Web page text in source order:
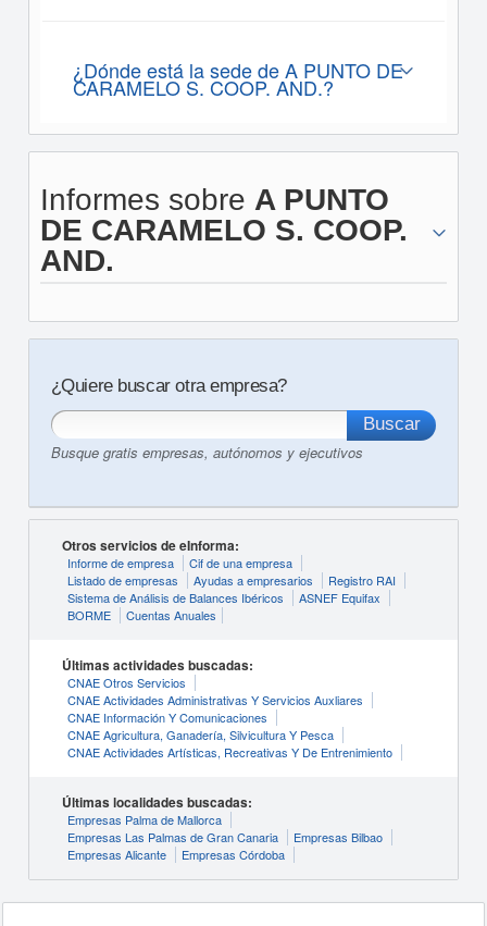
¿Dónde está la sede de A PUNTO DE
CARAMELO S. COOP. AND.?
Informes sobre A PUNTO
DE CARAMELO S. COOP.
AND.
¿Quiere buscar otra empresa?
Busque gratis empresas, autónomos y ejecutivos
Otros servicios de eInforma:
Informe de empresa
Cif de una empresa
Listado de empresas
Ayudas a empresarios
Registro RAI
Sistema de Análisis de Balances Ibéricos
ASNEF Equifax
BORME
Cuentas Anuales
Últimas actividades buscadas:
CNAE Otros Servicios
CNAE Actividades Administrativas Y Servicios Auxliares
CNAE Información Y Comunicaciones
CNAE Agricultura, Ganadería, Silvicultura Y Pesca
CNAE Actividades Artísticas, Recreativas Y De Entrenimiento
Últimas localidades buscadas:
Empresas Palma de Mallorca
Empresas Las Palmas de Gran Canaria
Empresas Bilbao
Empresas Alicante
Empresas Córdoba